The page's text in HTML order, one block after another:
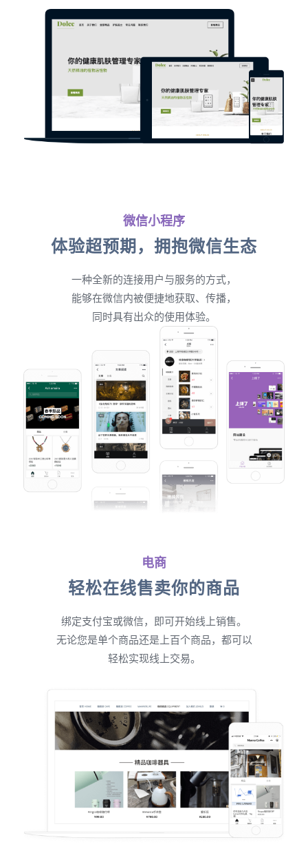
微信小程序
体验超预期，拥抱微信生态
一种全新的连接用户与服务的方式，
能够在微信内被便捷地获取、传播，
同时具有出众的使用体验。
电商
轻松在线售卖你的商品
绑定支付宝或微信，即可开始线上销售。
无论您是单个商品还是上百个商品，都可以
轻松实现线上交易。